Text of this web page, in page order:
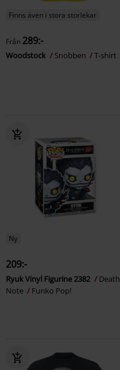
Finns även i stora storlekar
Från 289:-
Woodstock Snobben T-shirt
Ny
209:-
Ryuk Vinyl Figurine 2382
Death
Note
Funko Pop!